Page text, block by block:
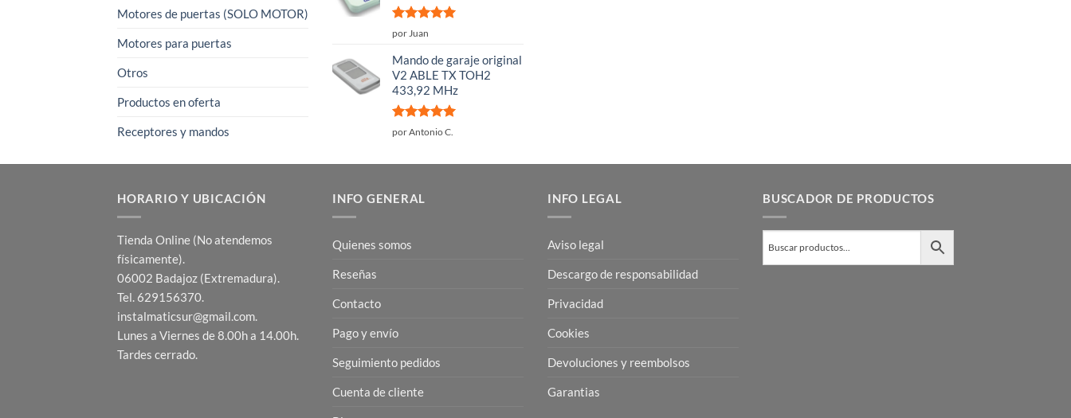
Motores de puertas (SOLO MOTOR)
Motores para puertas
Otros
Productos en oferta
Receptores y mandos
Valorado
por Juan
Mando de garaje original
V2 ABLE TX TOH2
433,92 MHz
Valorado
por Antonio C.
HORARIO Y UBICACIÓN
Tienda Online (No atendemos
físicamente).
06002 Badajoz (Extremadura).
Tel. 629156370.
instalmaticsur@gmail.com.
Lunes a Viernes de 8.00h a 14.00h.
Tardes cerrado.
INFO GENERAL
Quienes somos
Reseñas
Contacto
Pago y envío
Seguimiento pedidos
Cuenta de cliente
INFO LEGAL
Aviso legal
Descargo de responsabilidad
Privacidad
Cookies
Devoluciones y reembolsos
Garantias
BUSCADOR DE PRODUCTOS